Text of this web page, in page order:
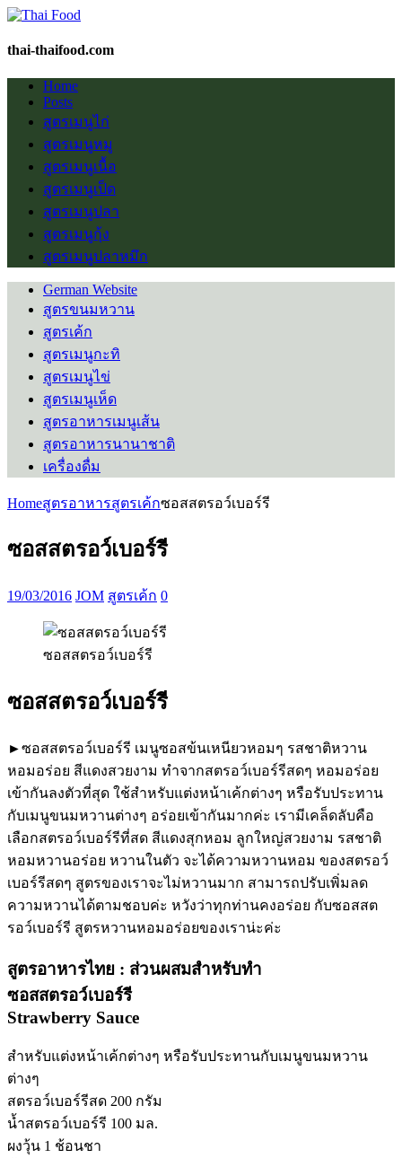
thai-thaifood.com
Home
Posts
สูตรเมนูไก่
สูตรเมนูหมู
สูตรเมนูเนื้อ
สูตรเมนูเป็ด
สูตรเมนูปลา
สูตรเมนูกุ้ง
สูตรเมนูปลาหมึก
German Website
สูตรขนมหวาน
สูตรเค้ก
สูตรเมนูกะทิ
สูตรเมนูไข่
สูตรเมนูเห็ด
สูตรอาหารเมนูเส้น
สูตรอาหารนานาชาติ
เครื่องดื่ม
Homeสูตรอาหารสูตรเค้กซอสสตรอว์เบอร์รี
ซอสสตรอว์เบอร์รี
19/03/2016 JOM สูตรเค้ก 0
ซอสสตรอว์เบอร์รี
ซอสสตรอว์เบอร์รี
►ซอสสตรอว์เบอร์รี เมนูซอสข้นเหนียวหอมๆ รสชาติหวาน
หอมอร่อย สีแดงสวยงาม ทำจากสตรอว์เบอร์รีสดๆ หอมอร่อย
เข้ากันลงตัวที่สุด ใช้สำหรับแต่งหน้าเค้กต่างๆ หรือรับประทาน
กับเมนูขนมหวานต่างๆ อร่อยเข้ากันมากค่ะ เรามีเคล็ดลับคือ
เลือกสตรอว์เบอร์รีที่สด สีแดงสุกหอม ลูกใหญ่สวยงาม รสชาติ
หอมหวานอร่อย หวานในตัว จะได้ความหวานหอม ของสตรอว์
เบอร์รีสดๆ สูตรของเราจะไม่หวานมาก สามารถปรับเพิ่มลด
ความหวานได้ตามชอบค่ะ หวังว่าทุกท่านคงอร่อย กับซอสสต
รอว์เบอร์รี สูตรหวานหอมอร่อยของเราน่ะค่ะ
สูตรอาหารไทย : ส่วนผสมสำหรับทำ
ซอสสตรอว์เบอร์รี
Strawberry Sauce
สำหรับแต่งหน้าเค้กต่างๆ หรือรับประทานกับเมนูขนมหวาน
ต่างๆ
สตรอว์เบอร์รีสด 200 กรัม
น้ำสตรอว์เบอร์รี 100 มล.
ผงวุ้น 1 ช้อนชา